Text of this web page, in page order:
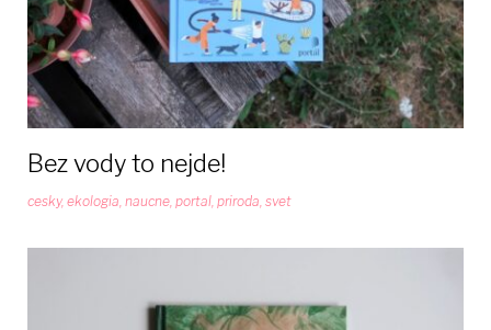
Bez vody to nejde!
cesky, ekologia naucne portal priroda svet